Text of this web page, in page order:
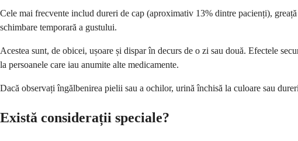
Cele mai frecvente includ dureri de cap (aproximativ 13% dintre pacienți),
schimbare temporară a gustului.
Acestea sunt, de obicei, ușoare și dispar în decurs de o zi sau două. Efectele
la persoanele care iau anumite alte medicamente.
Dacă observați îngălbenirea pielii sau a ochilor, urină închisă la culoare sau
Există considerații speciale?